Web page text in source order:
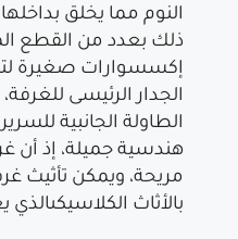
النوم مما يخلق
ذلك بعدد من القطع
إكسسوارات صغيرة
الجدار الرئيسى
الطاولة الجانبية
هندسية جميلة، إذ أن
مريحة، ويمكن تأثيث
بالأثاث